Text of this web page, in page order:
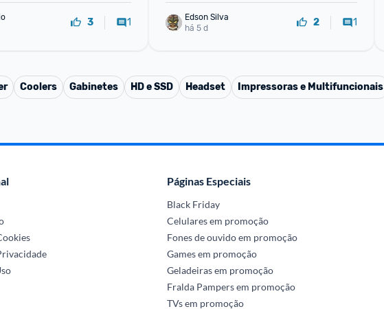
3 1
Edson Silva
há 5 d
2 1
Coolers Gabinetes HD e SSD Headset Impressoras e Multifuncionais
Páginas Especiais
Black Friday
Celulares em promoção
Fones de ouvido em promoção
Games em promoção
Geladeiras em promoção
Fralda Pampers em promoção
TVs em promoção